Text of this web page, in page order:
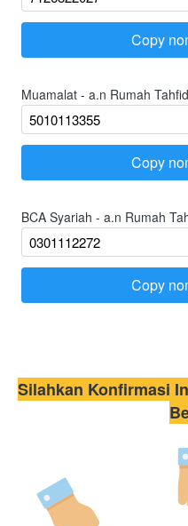
`
Copy
Muamalat - a.n Rumah
`
Copy
BCA Syariah - a.n Rumah
`
Copy
Silahkan Konfirmasi